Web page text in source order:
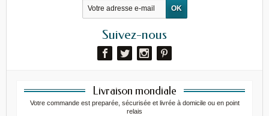
Suivez-nous
Livraison mondiale
Votre commande est preparée, sécurisée et livrée à domicile ou en point
relais